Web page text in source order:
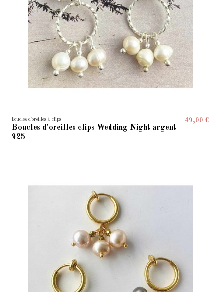
Boucles d'oreilles à clips
Boucles d'oreilles clips Wedding Night argent
925
49,00 €